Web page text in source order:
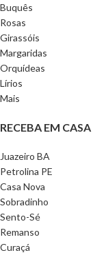
Buquês
Rosas
Girassóis
Margaridas
Orquídeas
Lírios
Mais
RECEBA EM CASA
Juazeiro BA
Petrolina PE
Casa Nova
Sobradinho
Sento-Sé
Remanso
Curaçá